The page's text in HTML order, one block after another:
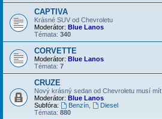
CAPTIVA
Krásné SUV od Chevroletu
Moderátor: Blue Lanos
Témata: 340
CORVETTE
Moderátor: Blue Lanos
Témata: 7
CRUZE
Nový krásný sedan od Chevroletu musí
Moderátor: Blue Lanos
Subfóra:
Benzín,
Diesel
Témata: 880